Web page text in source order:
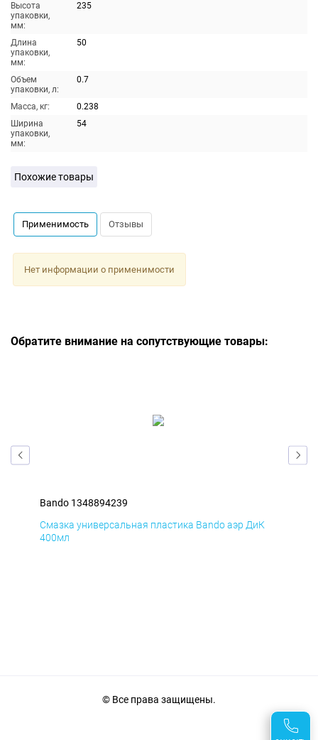
Высота
упаковки,
мм:
235
Длина
упаковки,
мм:
50
Объем
упаковки, л:
0.7
Масса, кг:
0.238
Ширина
упаковки,
мм:
54
Похожие товары
Применимость Отзывы
Нет информации о применимости
Обратите внимание на сопутствующие товары:
Bando 1348894239
Смазка универсальная пластика Bando аэр ДиК
400мл
© Все права защищены.